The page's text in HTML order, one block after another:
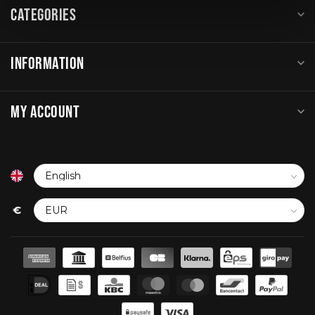
CATEGORIES
INFORMATION
MY ACCOUNT
€